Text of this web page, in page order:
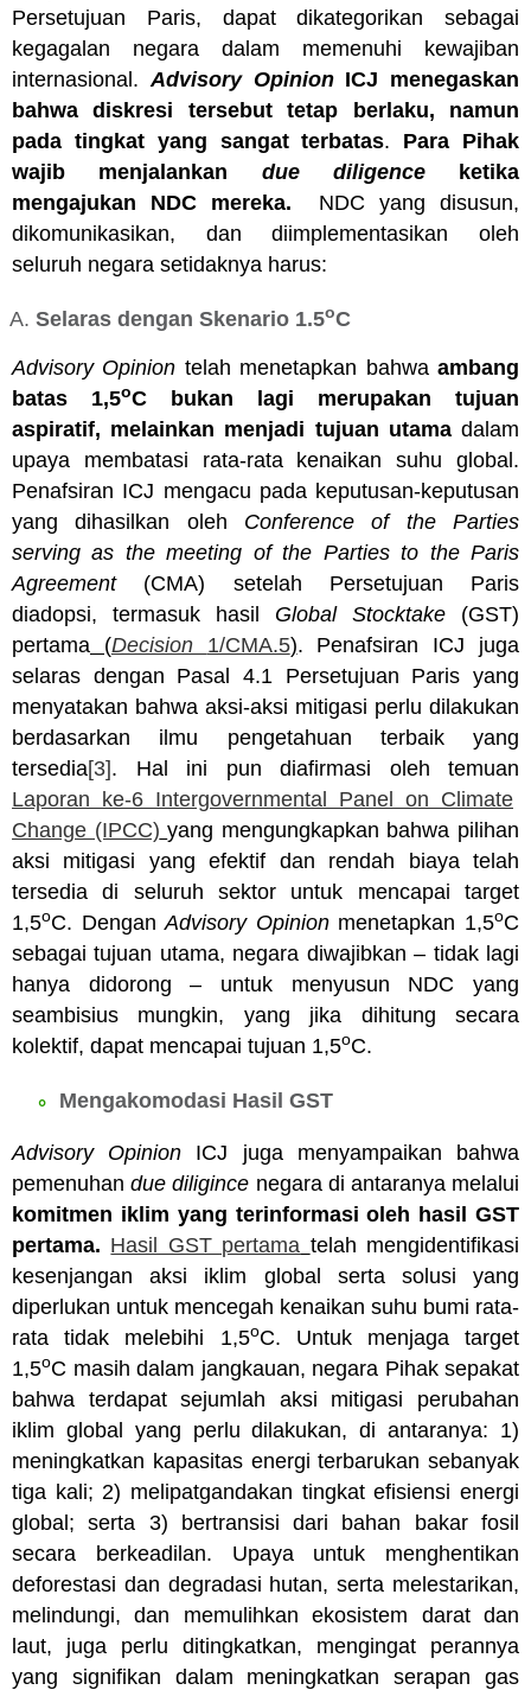
Persetujuan Paris, dapat dikategorikan sebagai
kegagalan negara dalam memenuhi kewajiban
internasional.Advisory Opinion ICJ menegaskan
bahwa diskresi tersebut tetap berlaku, namun
pada tingkat yang sangat terbatas. Para Pihak
wajib menjalankan due diligence
ketika
mengajukan NDC mereka.
NDC yang disusun,
dikomunikasikan, dan diimplementasikan oleh
seluruh negara setidaknya harus:
Selaras dengan Skenario 1.5oC
Advisory Opinion telah menetapkan bahwaambang
batas 1,5oC bukan lagi merupakan tujuan
aspiratif, melainkan menjadi tujuan utamadalam
upaya membatasi rata-rata kenaikan suhu global.
Penafsiran ICJ mengacu pada keputusan-keputusan
yang dihasilkan oleh Conference of the Parties
serving as the meeting of the Parties to the Paris
Agreement (CMA) setelah Persetujuan Paris
diadopsi, termasuk hasil Global Stocktake (GST)
pertama (Decision 1/CMA.5). Penafsiran ICJ juga
selaras dengan Pasal 4.1 Persetujuan Paris yang
menyatakan bahwa aksi-aksi mitigasi perlu dilakukan
berdasarkan ilmu pengetahuan terbaik yang
tersedia[3]. Hal ini pun diafirmasi oleh temuan
Laporan ke-6 Intergovernmental Panel on Climate
Change (IPCC) yang mengungkapkan bahwa pilihan
aksi mitigasi yang efektif dan rendah biaya telah
tersedia di seluruh sektor untuk mencapai target
1,5oC. DenganAdvisory Opinionmenetapkan 1,5oC
sebagai tujuan utama, negara diwajibkan – tidak lagi
hanya didorong – untuk menyusun NDC yang
seambisius mungkin, yang jika dihitung secara
kolektif, dapat mencapai tujuan 1,5oC.
Mengakomodasi Hasil GST
Advisory Opinion ICJ juga menyampaikan bahwa
pemenuhandue diligince negara di antaranya melalui
komitmen iklim yang terinformasi oleh hasil GST
pertama. Hasil GST pertama telah mengidentifikasi
kesenjangan aksi iklim global serta solusi yang
diperlukan untuk mencegah kenaikan suhu bumi rata-
rata tidak melebihi 1,5oC. Untuk menjaga target
1,5oC masih dalam jangkauan, negara Pihak sepakat
bahwa terdapat sejumlah aksi mitigasi perubahan
iklim global yang perlu dilakukan, di antaranya: 1)
meningkatkan kapasitas energi terbarukan sebanyak
tiga kali; 2) melipatgandakan tingkat efisiensi energi
global; serta 3) bertransisi dari bahan bakar fosil
secara berkeadilan. Upaya untuk menghentikan
deforestasi dan degradasi hutan, serta melestarikan,
melindungi, dan memulihkan ekosistem darat dan
laut, juga perlu ditingkatkan, mengingat perannya
yang signifikan dalam meningkatkan serapan gas